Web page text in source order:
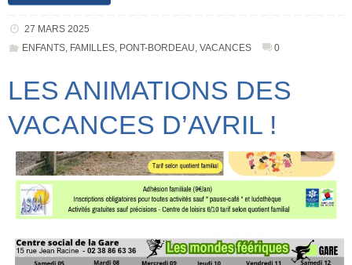
27 MARS 2025
ENFANTS, FAMILLES, PONT-BORDEAU VACANCES 0
LES ANIMATIONS DES
VACANCES D’AVRIL !